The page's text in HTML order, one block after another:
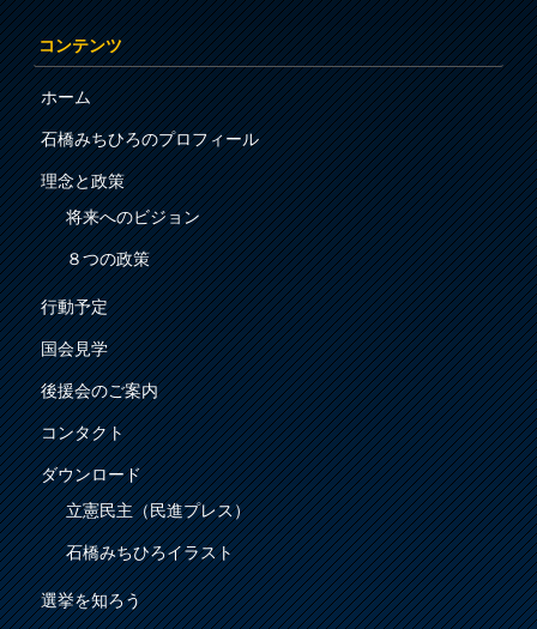
コンテンツ
ホーム
石橋みちひろのプロフィール
理念と政策
将来へのビジョン
８つの政策
行動予定
国会見学
後援会のご案内
コンタクト
ダウンロード
立憲民主（民進プレス）
石橋みちひろイラスト
選挙を知ろう